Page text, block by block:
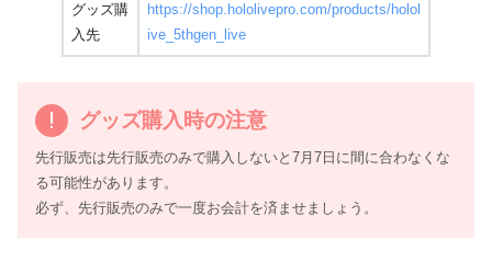
グッズ購
入先
https://shop.hololivepro.com/products/holol
ive_5thgen_live
グッズ購入時の注意
先行販売は先行販売のみで購入しないと7月7日に間に合わなくな
る可能性があります。
必ず、先行販売のみで一度お会計を済ませましょう。